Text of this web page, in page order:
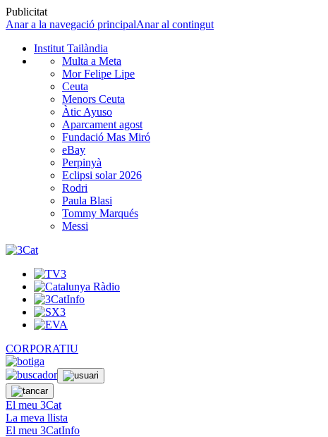
Publicitat
Anar a la navegació principalAnar al contingut
Institut Tailàndia
Multa a Meta
Mor Felipe Lipe
Ceuta
Menors Ceuta
Àtic Ayuso
Aparcament agost
Fundació Mas Miró
eBay
Perpinyà
Eclipsi solar 2026
Rodri
Paula Blasi
Tommy Marqués
Messi
CORPORATIU
El meu 3Cat
La meva llista
El meu 3CatInfo